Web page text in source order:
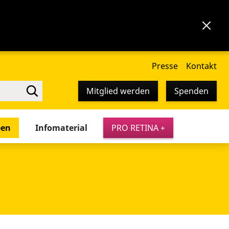
Presse Kontakt
Mitglied werden Spenden
Infomaterial PRO RETINA +